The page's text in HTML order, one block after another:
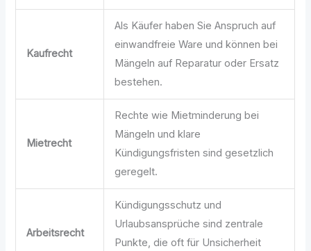
Kaufrecht
Als Käufer haben Sie Anspruch auf
einwandfreie Ware und können bei
Mängeln auf Reparatur oder Ersatz
bestehen.
Mietrecht
Rechte wie Mietminderung bei
Mängeln und klare
Kündigungsfristen sind gesetzlich
geregelt.
Arbeitsrecht
Kündigungsschutz und
Urlaubsansprüche sind zentrale
Punkte, die oft für Unsicherheit